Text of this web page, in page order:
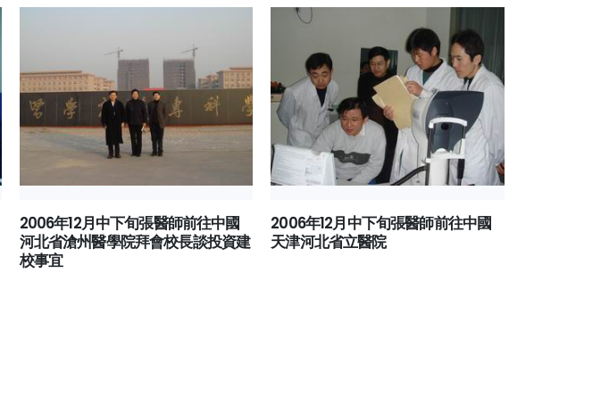
2006年12月中下旬張醫師前往中國
河北省滄州醫學院拜會校長談投資建
校事宜
2006年12月中下旬張醫師前往中國
天津河北省立醫院